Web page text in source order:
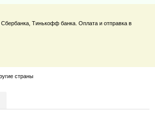
Тинькофф банка. Оплата и отправка в
страны